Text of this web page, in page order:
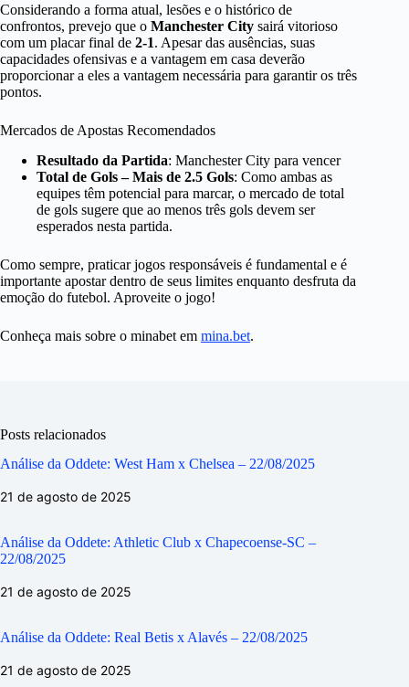
Considerando a forma atual, lesões e o histórico de
confrontos, prevejo que o Manchester City sairá vitorioso
com um placar final de 2-1. Apesar das ausências, suas
capacidades ofensivas e a vantagem em casa deverão
proporcionar a eles a vantagem necessária para garantir os três
pontos.
Mercados de Apostas Recomendados
Resultado da Partida: Manchester City para vencer
Total de Gols – Mais de 2.5 Gols: Como ambas as
equipes têm potencial para marcar, o mercado de total
de gols sugere que ao menos três gols devem ser
esperados nesta partida.
Como sempre, praticar jogos responsáveis é fundamental e é
importante apostar dentro de seus limites enquanto desfruta da
emoção do futebol. Aproveite o jogo!
Conheça mais sobre o minabet em mina.bet.
Posts relacionados
Análise da Oddete: West Ham x Chelsea – 22/08/2025
21 de agosto de 2025
Análise da Oddete: Athletic Club x Chapecoense-SC –
22/08/2025
21 de agosto de 2025
Análise da Oddete: Real Betis x Alavés – 22/08/2025
21 de agosto de 2025